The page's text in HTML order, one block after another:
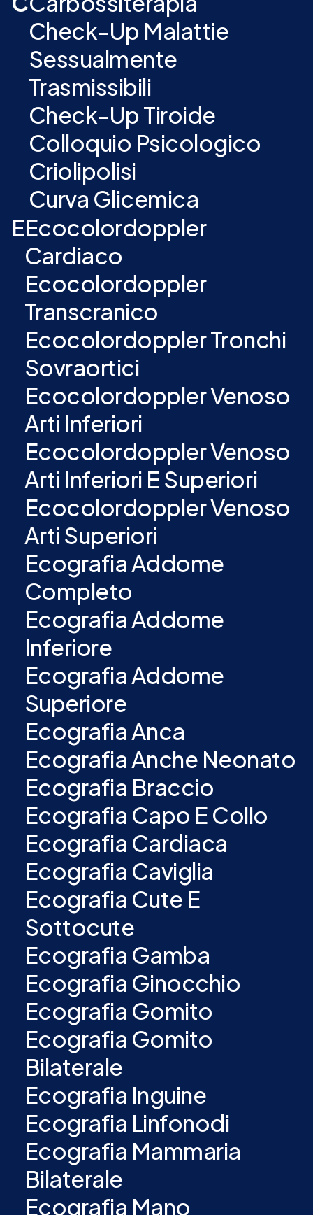
Check-Up Malattie
Sessualmente
Trasmissibili
Check-Up Tiroide
Colloquio Psicologico
Criolipolisi
Curva Glicemica
EEcocolordoppler
Cardiaco
Ecocolordoppler
Transcranico
Ecocolordoppler Tronchi
Sovraortici
Ecocolordoppler Venoso
Arti Inferiori
Ecocolordoppler Venoso
Arti Inferiori E Superiori
Ecocolordoppler Venoso
Arti Superiori
Ecografia Addome
Completo
Ecografia Addome
Inferiore
Ecografia Addome
Superiore
Ecografia Anca
Ecografia Anche Neonato
Ecografia Braccio
Ecografia Capo E Collo
Ecografia Cardiaca
Ecografia Caviglia
Ecografia Cute E
Sottocute
Ecografia Gamba
Ecografia Ginocchio
Ecografia Gomito
Ecografia Gomito
Bilaterale
Ecografia Inguine
Ecografia Linfonodi
Ecografia Mammaria
Bilaterale
Ecografia Mano